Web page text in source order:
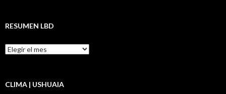
RESUMEN LBD
Resumen
LBD
CLIMA | USHUAIA